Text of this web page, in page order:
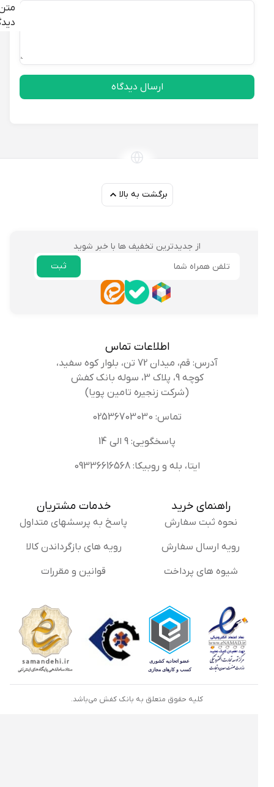
متن
دیدگاه
ارسال دیدگاه
برگشت به بالا
از جدیدترین تخفیف ها با خبر شوید
اطلاعات تماس
آدرس: قم، میدان 72 تن، بلوار کوه سفید،
کوچه 9، پلاک 3، سوله بانک کفش
(شرکت زنجیره تامین پویا)
تماس: 02536703030
پاسخگویی: 9 الی 14
ایتا، بله و روبیکا: 09336616568
راهنمای خرید
نحوه ثبت سفارش
رویه ارسال سفارش
شیوه های پرداخت
خدمات مشتریان
پاسخ به پرسشهای متداول
رویه های بازگرداندن کالا
قوانین و مقررات
کلیه حقوق متعلق به بانک کفش می‌باشد.